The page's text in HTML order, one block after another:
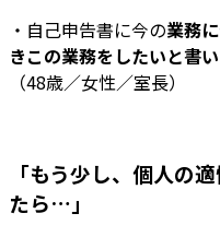
・自己申告書に今の業務
きこの業務をしたいと書
（48歳／女性／室長）
「もう少し、個人の
たら…」